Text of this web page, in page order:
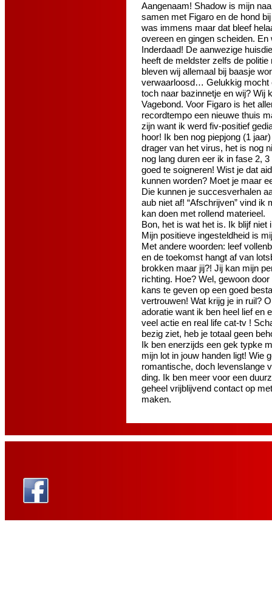
Aangenaam! Shadow is mijn
samen met Figaro en de hond
was immens maar dat bleef
overeen en gingen scheiden.
Inderdaad! De aanwezige
heeft de meldster zelfs de
bleven wij allemaal bij baasje w
verwaarloosd… Gelukkig mocht
toch naar bazinnetje en wij? Wij
Vagebond. Voor Figaro is het
recordtempo een nieuwe thuis
zijn want ik werd fiv-positief
hoor! Ik ben nog piepjong (1
drager van het virus, het is nog
nog lang duren eer ik in fase 2,
goed te soigneren! Wist je dat
kunnen worden? Moet je maar
Die kunnen je succesverhalen
aub niet af! “Afschrijven” vind ik
kan doen met rollend materieel.
Bon, het is wat het is. Ik blijf niet
Mijn positieve ingesteldheid is
Met andere woorden: leef
en de toekomst hangt af van
brokken maar jij?! Jij kan mijn
richting. Hoe? Wel, gewoon
kans te geven op een goed
vertrouwen! Wat krijg je in ruil?
adoratie want ik ben heel lief en
veel actie en real life cat-tv !
bezig ziet, heb je totaal geen
Ik ben enerzijds een gek typke
mijn lot in jouw handen ligt! Wie
romantische, doch levenslange
ding. Ik ben meer voor een
geheel vrijblijvend contact op
maken.